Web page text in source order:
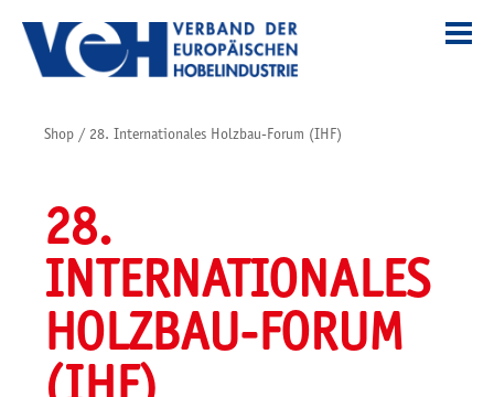
Shop / 28. Internationales Holzbau-Forum (IHF)
28.
INTERNATIONALES
HOLZBAU-FORUM